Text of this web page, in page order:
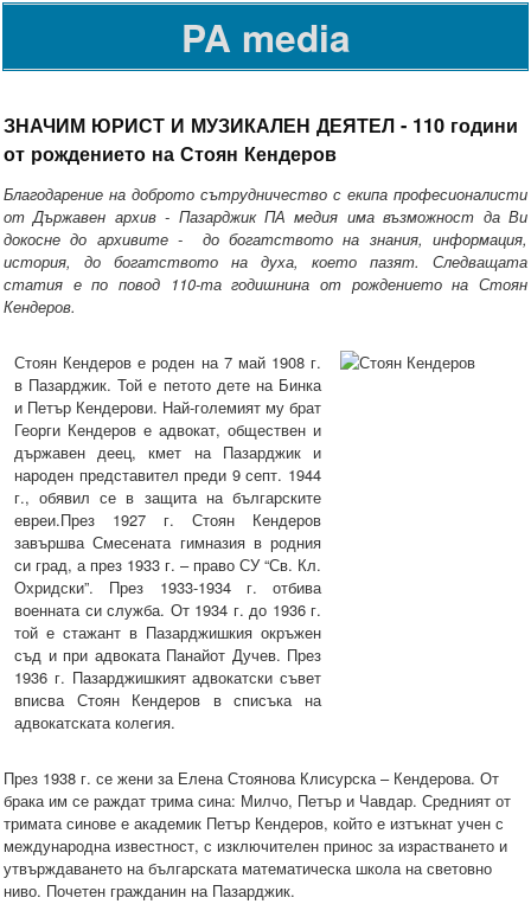
PA media
ЗНАЧИМ ЮРИСТ И МУЗИКАЛЕН ДЕЯТЕЛ - 110 години
от рождението на Стоян Кендеров
Благодарение на доброто сътрудничество с екипа професионалисти
от Държавен архив - Пазарджик ПА медия има възможност да Ви
докосне до архивите - до богатството на знания, информация,
история, до богатството на духа, което пазят. Следващата
статия е по повод 110-та годишнина от рождението на Стоян
Кендеров.
Стоян Кендеров е роден на 7 май 1908 г.
в Пазарджик. Той е петото дете на Бинка
и Петър Кендерови. Най-големият му брат
Георги Кендеров е адвокат, обществен и
държавен деец, кмет на Пазарджик и
народен представител преди 9 септ. 1944
г., обявил се в защита на българските
евреи.През 1927 г. Стоян Кендеров
завършва Смесената гимназия в родния
си град, а през 1933 г. – право СУ “Св. Кл.
Охридски”. През 1933-1934 г. отбива
военната си служба. От 1934 г. до 1936 г.
той е стажант в Пазарджишкия окръжен
съд и при адвоката Панайот Дучев. През
1936 г. Пазарджишкият адвокатски съвет
вписва Стоян Кендеров в списъка на
адвокатската колегия.
През 1938 г. се жени за Елена Стоянова Клисурска – Кендерова. От
брака им се раждат трима сина: Милчо, Петър и Чавдар. Средният от
тримата синове е академик Петър Кендеров, който е изтъкнат учен с
международна известност, с изключителен принос за израстването и
утвърждаването на българската математическа школа на световно
ниво. Почетен гражданин на Пазарджик.